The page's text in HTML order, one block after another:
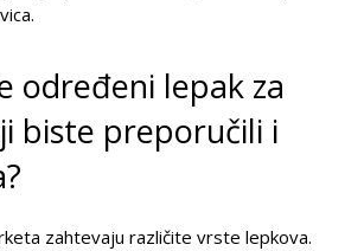
određeni lepak za
biste preporučili i
zahtevaju različite vrste lepkova.